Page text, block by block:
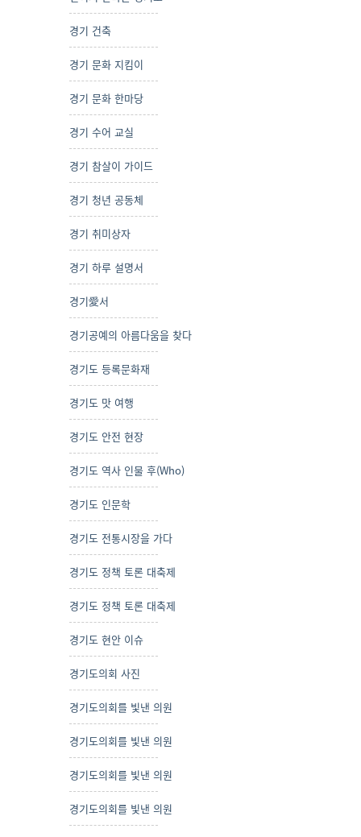
경기 건축
경기 문화 지킴이
경기 문화 한마당
경기 수어 교실
경기 참살이 가이드
경기 청년 공동체
경기 취미상자
경기 하루 설명서
경기愛서
경기공예의 아름다움을 찾다
경기도 등록문화재
경기도 맛 여행
경기도 안전 현장
경기도 역사 인물 후(Who)
경기도 인문학
경기도 전통시장을 가다
경기도 정책 토론 대축제
경기도 정책 토론 대축제
경기도 현안 이슈
경기도의회 사진
경기도의회를 빛낸 의원
경기도의회를 빛낸 의원
경기도의회를 빛낸 의원
경기도의회를 빛낸 의원